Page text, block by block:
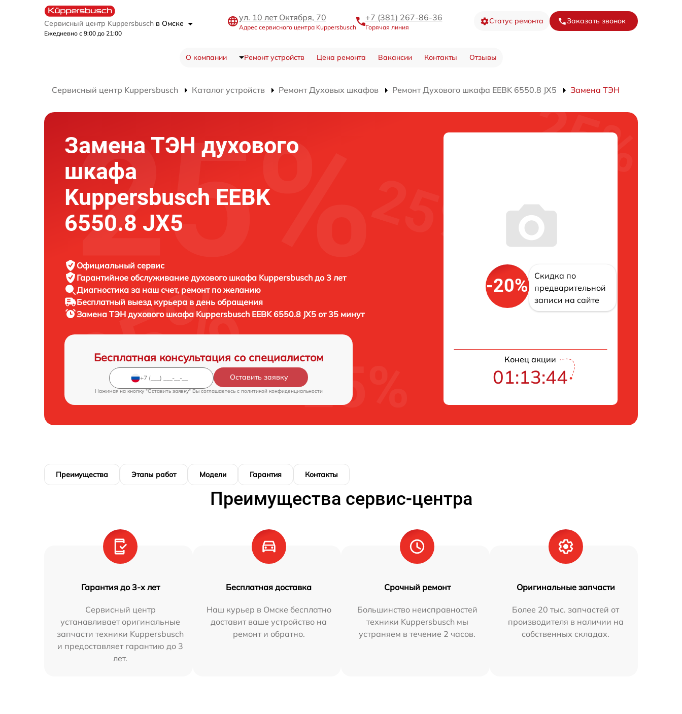
Сервисный центр Kuppersbusch в Омске
Ежедневно с 9:00 до 21:00
ул. 10 лет Октября, 70
Адрес сервисного центра Kuppersbusch
+7 (381) 267-86-36
Горячая линия
Статус ремонта Заказать звонок
О компании Ремонт устройств Цена ремонта Вакансии Контакты Отзывы
Сервисный центр Kuppersbusch Каталог устройств Ремонт Духовых шкафов Ремонт Духового шкафа EEBK 6550.8 JX5 Замена ТЭН
Замена ТЭН духового
шкафа
Kuppersbusch EEBK
6550.8 JX5
Официальный сервис
Гарантийное обслуживание духового шкафа Kuppersbusch до 3 лет
Диагностика за наш счет, ремонт по желанию
Бесплатный выезд курьера в день обращения
Замена ТЭН духового шкафа Kuppersbusch EEBK 6550.8 JX5 от 35 минут
Бесплатная консультация со специалистом
Оставить заявку
Нажимая на кнопку "Оставить заявку" Вы соглашаетесь c политикой конфиденциальности
-20%
Скидка по
предварительной
записи на сайте
Конец акции
01:13:43
Преимущества Этапы работ Модели Гарантия Контакты
Преимущества сервис-центра
Гарантия до 3-х лет
Сервисный центр
устанавливает оригинальные
запчасти техники Kuppersbusch
и предоставляет гарантию до 3
лет.
Бесплатная доставка
Наш курьер в Омске бесплатно
доставит ваше устройство на
ремонт и обратно.
Срочный ремонт
Большинство неисправностей
техники Kuppersbusch мы
устраняем в течение 2 часов.
Оригинальные запчасти
Более 20 тыс. запчастей от
производителя в наличии на
собственных складах.